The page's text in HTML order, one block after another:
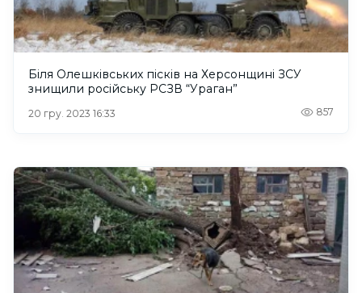
Біля Олешківських пісків на Херсонщині ЗСУ
знищили російську РСЗВ “Ураган”
20 гру. 2023 16:33 857